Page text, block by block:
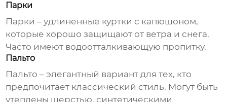
Парки
Парки – удлиненные куртки с капюшоном,
которые хорошо защищают от ветра и снега.
Часто имеют водоотталкивающую пропитку.
Пальто
Пальто – элегантный вариант для тех, кто
предпочитает классический стиль. Могут быть
утеплены шерстью, синтетическими